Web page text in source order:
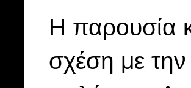
Η παρουσία
σχέση με